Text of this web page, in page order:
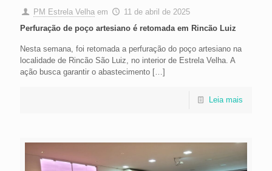
PM Estrela Velha em
11 de abril de 2025
Perfuração de poço artesiano é retomada em Rincão Luiz
Nesta semana, foi retomada a perfuração do poço artesiano na
localidade de Rincão São Luiz, no interior de Estrela Velha. A
ação busca garantir o abastecimento […]
Leia mais